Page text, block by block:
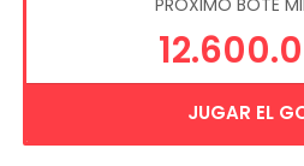
PRÓXIMO BOTE
JUGAR EL